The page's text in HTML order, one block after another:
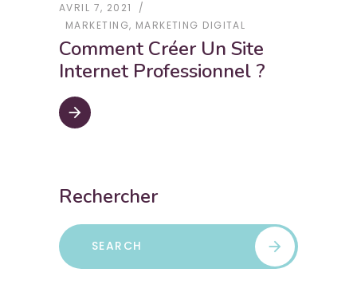
AVRIL 7, 2021
MARKETING, MARKETING DIGITAL
Comment Créer Un Site
Internet Professionnel ?
arrow_forward
Rechercher
Search
for:
arrow_forward